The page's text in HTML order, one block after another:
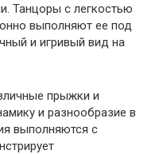
Танцоры с легкостью
выполняют ее под
и игривый вид на
прыжки и
и разнообразие в
выполняются с